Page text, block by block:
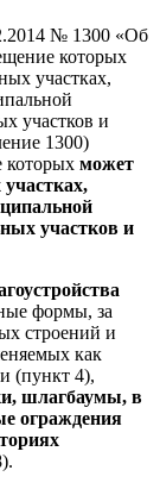
№ 1300 «Об
которых
участках,
участков и
1300)
которых может
участков и
формы, за
строений и
как
(пункт 4),
шлагбаумы, в
ограждения